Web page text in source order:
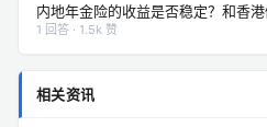
内地年金险的收益是否稳定？和香
1 回答 · 1.5k 赞
相关资讯